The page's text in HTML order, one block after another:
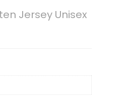
Jersey Unisex